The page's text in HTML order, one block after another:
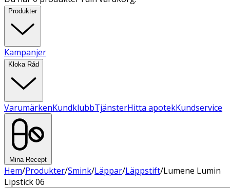
Produkter
Kampanjer
Kloka Råd
VarumärkenKundklubbTjänsterHitta apotekKundservice
Mina Recept
Hem/Produkter/Smink/Läppar/Läppstift/Lumene Lumin
Lipstick 06